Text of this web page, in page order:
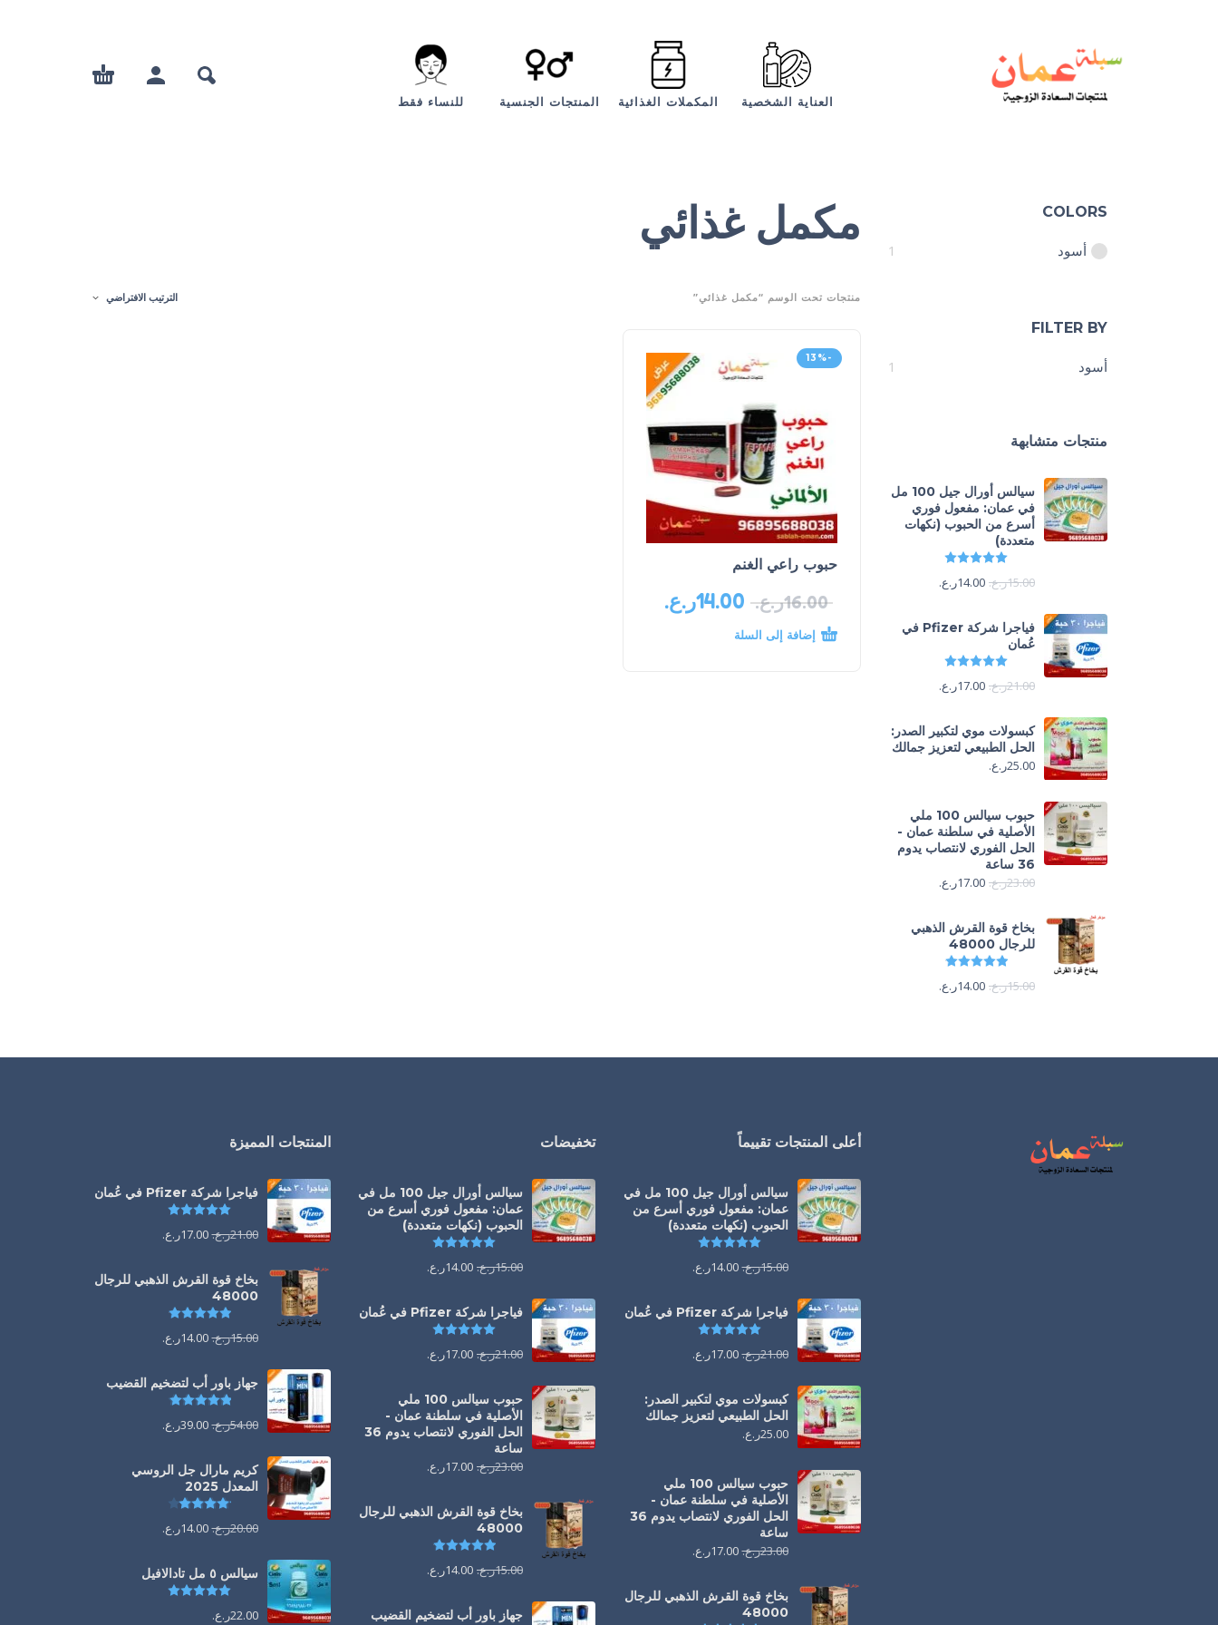
العناية الشخصية المكملات الغذائية المنتجات الجنسية للنساء فقط
COLORS
أسود 1
FILTER BY
أسود 1
منتجات متشابهة
سيالس أورال جيل 100 مل
في عمان: مفعول فوري
أسرع من الحبوب (نكهات
متعددة)
15.00ر.ع. 14.00ر.ع.
فياجرا شركة Pfizer في
عُمان
21.00ر.ع. 17.00ر.ع.
كبسولات موي لتكبير الصدر:
الحل الطبيعي لتعزيز جمالك
25.00ر.ع.
حبوب سيالس 100 ملي
الأصلية في سلطنة عمان -
الحل الفوري لانتصاب يدوم
36 ساعة
23.00ر.ع. 17.00ر.ع.
بخاخ قوة القرش الذهبي
للرجال 48000
تم التقييم
15.00ر.ع. 14.00ر.ع.
مكمل غذائي
منتجات تحت الوسم “مكمل غذائي” الترتيب الافتراضي
-13%
حبوب راعي الغنم
16.00ر.ع. 14.00ر.ع.
إضافة إلى السلة
أعلى المنتجات تقييماً
سيالس أورال جيل 100 مل في
عمان: مفعول فوري أسرع من
الحبوب (نكهات متعددة)
15.00ر.ع. 14.00ر.ع.
فياجرا شركة Pfizer في عُمان
21.00ر.ع. 17.00ر.ع.
كبسولات موي لتكبير الصدر:
الحل الطبيعي لتعزيز جمالك
25.00ر.ع.
حبوب سيالس 100 ملي
الأصلية في سلطنة عمان -
الحل الفوري لانتصاب يدوم 36
ساعة
23.00ر.ع. 17.00ر.ع.
بخاخ قوة القرش الذهبي للرجال
48000
تخفيضات
سيالس أورال جيل 100 مل في
عمان: مفعول فوري أسرع من
الحبوب (نكهات متعددة)
15.00ر.ع. 14.00ر.ع.
فياجرا شركة Pfizer في عُمان
21.00ر.ع. 17.00ر.ع.
حبوب سيالس 100 ملي
الأصلية في سلطنة عمان -
الحل الفوري لانتصاب يدوم 36
ساعة
23.00ر.ع. 17.00ر.ع.
بخاخ قوة القرش الذهبي للرجال
48000
تم التقييم
15.00ر.ع. 14.00ر.ع.
جهاز باور أب لتضخيم القضيب
المنتجات المميزة
فياجرا شركة Pfizer في عُمان
21.00ر.ع. 17.00ر.ع.
بخاخ قوة القرش الذهبي للرجال
48000
تم التقييم
15.00ر.ع. 14.00ر.ع.
جهاز باور أب لتضخيم القضيب
تم التقييم
54.00ر.ع. 39.00ر.ع.
كريم مارال جل الروسي
المعدل 2025
تم التقييم
20.00ر.ع. 14.00ر.ع.
سيالس ٥ مل تادالافيل
22.00ر.ع.